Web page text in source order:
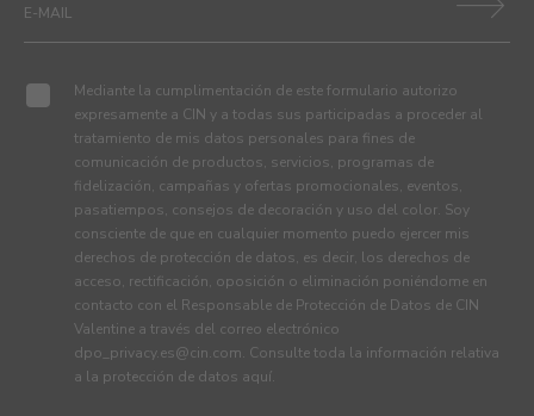
Mediante la cumplimentación de este formulario autorizo
expresamente a CIN y a todas sus participadas a proceder al
tratamiento de mis datos personales para fines de
comunicación de productos, servicios, programas de
fidelización, campañas y ofertas promocionales, eventos,
pasatiempos, consejos de decoración y uso del color. Soy
consciente de que en cualquier momento puedo ejercer mis
derechos de protección de datos, es decir, los derechos de
acceso, rectificación, oposición o eliminación poniéndome en
contacto con el Responsable de Protección de Datos de CIN
Valentine a través del correo electrónico
dpo_privacy.es@cin.com. Consulte toda la información relativa
a la protección de datos aquí.